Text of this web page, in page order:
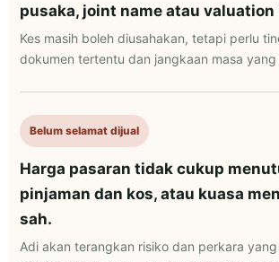
pusaka, joint name atau valuation
Kes masih boleh diusahakan, tetapi perlu
dokumen tertentu dan jangkaan masa yang
Belum selamat dijual
Harga pasaran tidak cukup
pinjaman dan kos, atau kuasa
sah.
Adi akan terangkan risiko dan perkara